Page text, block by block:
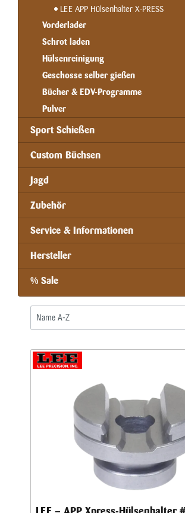
LEE APP Hülsenhalter X-PRESS
Vorderlader
Schrot laden
Hülsenreinigung
Geschosse selber gießen
Bücher & EDV-Programme
Pulver
Sport Schießen
Custom Büchsen
Jagd
Zubehör
Service & Informationen
Hersteller
% Sale